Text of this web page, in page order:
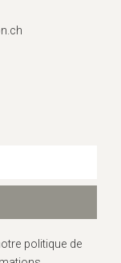
politique de